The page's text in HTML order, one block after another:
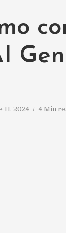
11, 2024 4 Min